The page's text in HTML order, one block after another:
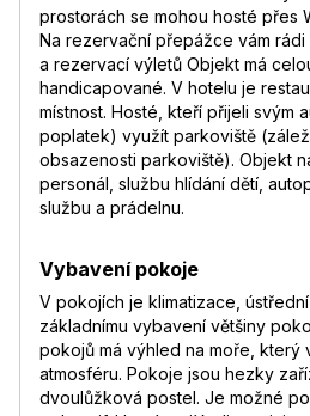
prostorách se mohou hosté přes
Na rezervační přepážce vám
a rezervací výletů Objekt má
handicapované. V hotelu je
místnost. Hosté, kteří přijeli svým
poplatek) využít parkoviště
obsazenosti parkoviště). Objekt
personál, službu hlídání dětí,
službu a prádelnu.
Vybavení pokoje
V pokojích je klimatizace,
základnímu vybavení většiny
pokojů má výhled na moře, který
atmosféru. Pokoje jsou hezky
dvoulůžková postel. Je možné